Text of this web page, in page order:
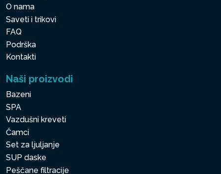
O nama
Saveti i trikovi
FAQ
Podrška
Kontakti
Naši proizvodi
Bazeni
SPA
Vazdušni kreveti
Čamci
Set za ljuljanje
SUP daske
Peščane filtracije